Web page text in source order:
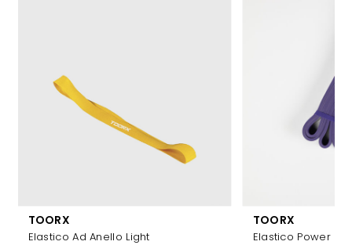
TOORX
Elastico Ad Anello Light
TOORX
Elastico Power